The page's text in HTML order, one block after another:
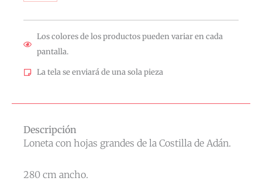
Los colores de los productos pueden variar en cada
pantalla.
La tela se enviará de una sola pieza
Descripción
Loneta con hojas grandes de la Costilla de Adán.
280 cm ancho.